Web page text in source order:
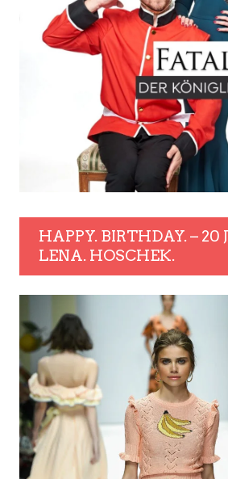
HAPPY. BIRTHDAY. – 20
LENA. HOSCHEK.